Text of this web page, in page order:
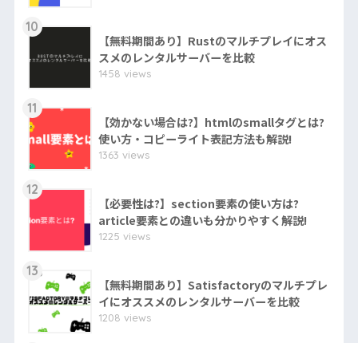
10
【無料期間あり】Rustのマルチプレイにオス
スメのレンタルサーバーを比較
1458 views
11
【効かない場合は?】htmlのsmallタグとは?
使い方・コピーライト表記方法も解説!
1363 views
12
【必要性は?】section要素の使い方は?
article要素との違いも分かりやすく解説!
1225 views
13
【無料期間あり】Satisfactoryのマルチプレ
イにオススメのレンタルサーバーを比較
1208 views